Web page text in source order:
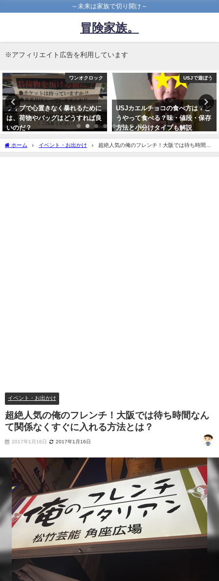
～未来は家族で切り開け～
冒険家族。
※アフィリエイト広告を利用しています
USJで遊ぼう
USJカエルチョコの食べ方は？ど
うやって食べる？味・値段・保存
方法と小分けタイプも解説
ワンオクロック
なぜ僕がワンオクのライブに何度
も参戦するのか？アラフォーだか
らこそ聞いて欲しい
ホーム イベント・お出かけ
超絶人気の俺のフレンチ！大阪では待ち時間な
んて関係なくすぐに入れる方法とは？
イベント・お出かけ
超絶人気の俺のフレンチ！大阪では待ち時間なん
て関係なくすぐに入れる方法とは？
2017年1月16日 2017年1月16日